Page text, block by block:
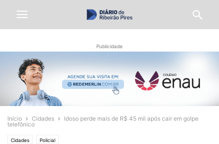
Publicidade
Início Cidades
Idoso perde mais de R$ 45 mil após cair em golpe
telefônico
Cidades Policial